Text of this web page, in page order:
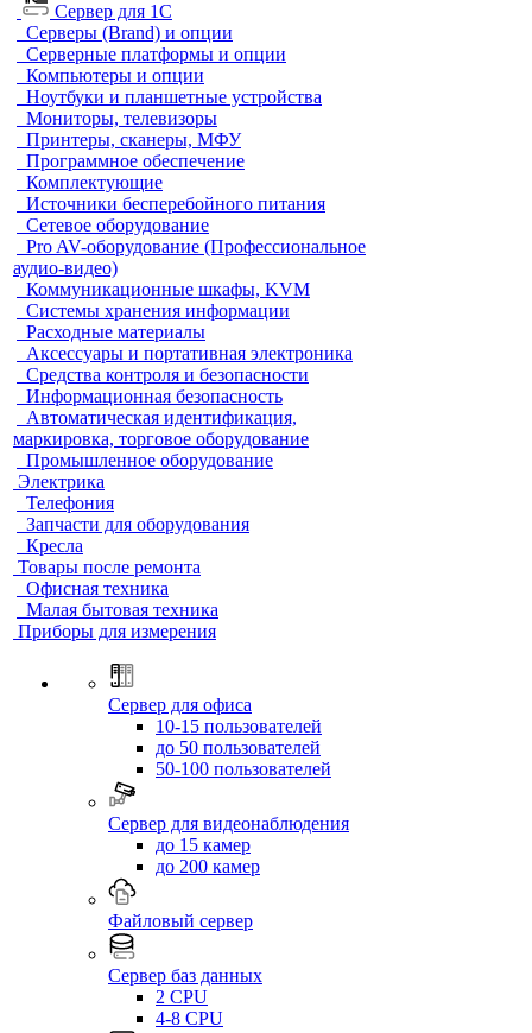
Сервер для 1С
Серверы (Brand) и опции
Серверные платформы и опции
Компьютеры и опции
Ноутбуки и планшетные устройства
Мониторы, телевизоры
Принтеры, сканеры, МФУ
Программное обеспечение
Комплектующие
Источники бесперебойного питания
Сетевое оборудование
Pro AV-оборудование (Профессиональное
аудио-видео)
Коммуникационные шкафы, KVM
Системы хранения информации
Расходные материалы
Аксессуары и портативная электроника
Средства контроля и безопасности
Информационная безопасность
Автоматическая идентификация,
маркировка, торговое оборудование
Промышленное оборудование
Электрика
Телефония
Запчасти для оборудования
Кресла
Товары после ремонта
Офисная техника
Малая бытовая техника
Приборы для измерения
Сервер для офиса
10-15 пользователей
до 50 пользователей
50-100 пользователей
Сервер для видеонаблюдения
до 15 камер
до 200 камер
Файловый сервер
Сервер баз данных
2 CPU
4-8 CPU